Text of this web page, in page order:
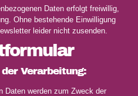
Daten erfolgt freiwillig,
Ohne bestehende Einwilligung
leider nicht zusenden.
Verarbeitung:
Daten werden zum Zweck der